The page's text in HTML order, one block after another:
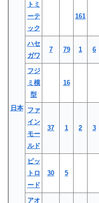
日本
トミ
ーテ
ック
161
ハセ
ガワ
7 79 1 6
フジ
ミ模
型
16
ファ
イン
モー
ルド
37 1 2 3
ピッ
トロ
ード
30 5
アオ